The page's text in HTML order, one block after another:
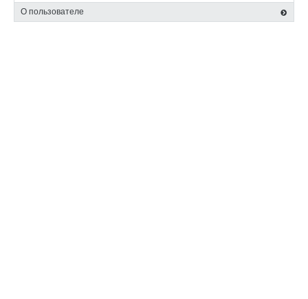
• Подбираем именно такие размеры продукции, которые
необходимы заказчику;
О пользователе